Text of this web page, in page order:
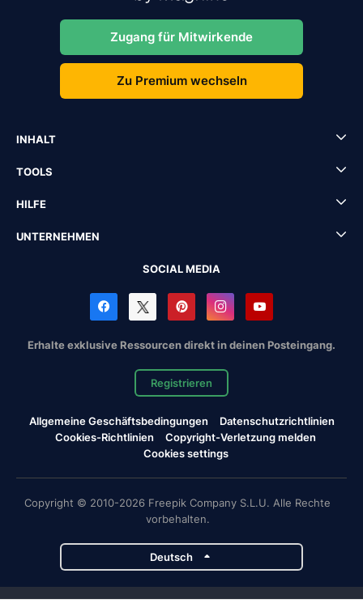
Zugang für Mitwirkende
Zu Premium wechseln
INHALT
TOOLS
HILFE
UNTERNEHMEN
SOCIAL MEDIA
Erhalte exklusive Ressourcen direkt in deinen Posteingang.
Registrieren
Allgemeine Geschäftsbedingungen
Datenschutzrichtlinien
Cookies-Richtlinien
Copyright-Verletzung melden
Cookies settings
Copyright © 2010-2026 Freepik Company S.L.U. Alle Rechte
vorbehalten.
Deutsch